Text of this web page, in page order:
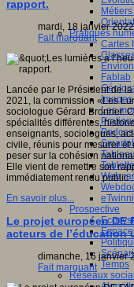
Pratiques
Cartes
Fablab
Images
Les
Web
Prospective
Temps
Réseaux
rapport.
mardi, 18 janvier 2022
Fait marquant
Lancée par le Président de
2021, la commission «Les
sociologue Gérard Bronner.
spécialités différentes,
enseignants, sociologues,
civile, réunis pour mesurer
peser sur la cohésion
Elle vient de remettre son
immédiatement rendu public
En savoir plus...
Le projet européen DE
acteurs de l’éducation
dimanche, 16 janvier
Fait marquant